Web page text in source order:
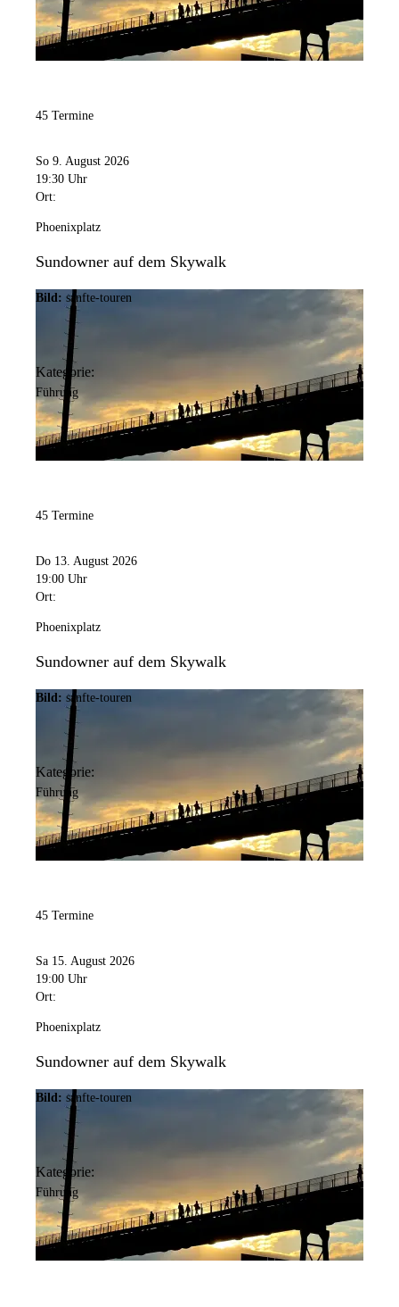
45 Termine
So 9. August 2026
19:30 Uhr
Ort:
Phoenixplatz
Sundowner auf dem Skywalk
Bild: sanfte-touren
Kategorie:
Führung
45 Termine
Do 13. August 2026
19:00 Uhr
Ort:
Phoenixplatz
Sundowner auf dem Skywalk
Bild: sanfte-touren
Kategorie:
Führung
45 Termine
Sa 15. August 2026
19:00 Uhr
Ort:
Phoenixplatz
Sundowner auf dem Skywalk
Bild: sanfte-touren
Kategorie:
Führung